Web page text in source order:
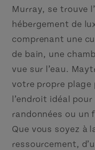
Murray, se trouve
hébergement de
comprenant une
de bain, une
vue sur l’eau.
votre propre
l’endroit idéal
randonnées ou un
Que vous soyez à
ressourcement,